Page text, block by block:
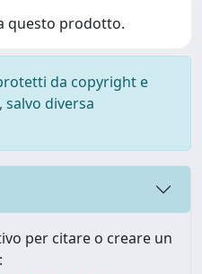
questo prodotto.
da copyright e
diversa
per citare o creare un